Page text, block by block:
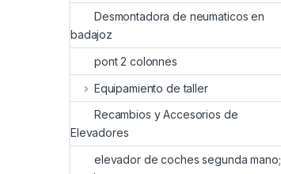
Desmontadora de neumaticos en
badajoz
pont 2 colonnes
Equipamiento de taller
Recambios y Accesorios de
Elevadores
elevador de coches segunda mano;